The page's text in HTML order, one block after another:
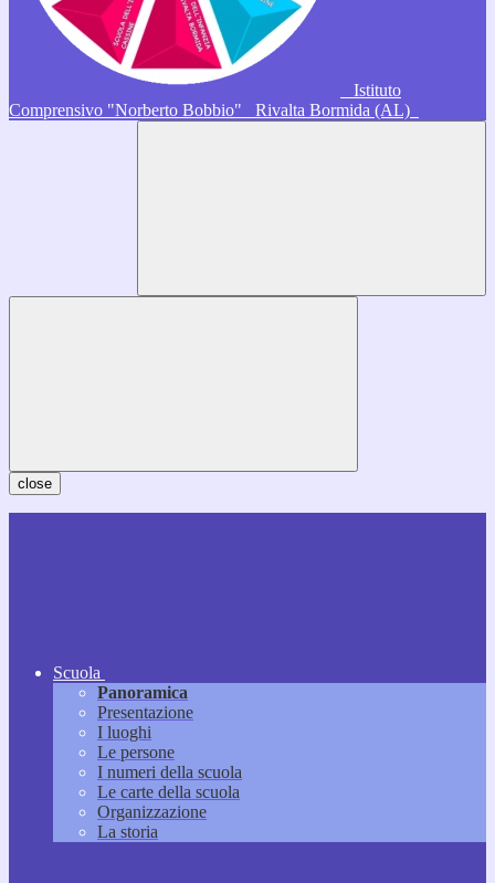
Istituto
Comprensivo "Norberto Bobbio"
Rivalta Bormida (AL)
close
Scuola
Panoramica
Presentazione
I luoghi
Le persone
I numeri della scuola
Le carte della scuola
Organizzazione
La storia